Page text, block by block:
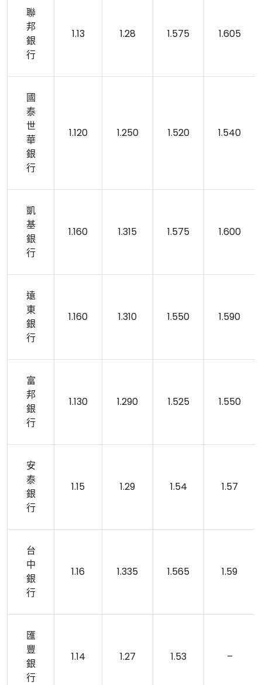
聯
邦
銀
行
1.13 1.28 1.575 1.605
國
泰
世
華
銀
行
1.120 1.250 1.520 1.540
凱
基
銀
行
1.160 1.315 1.575 1.600
遠
東
銀
行
1.160 1.310 1.550 1.590
富
邦
銀
行
1.130 1.290 1.525 1.550
安
泰
銀
行
1.15 1.29 1.54 1.57
台
中
銀
行
1.16 1.335 1.565 1.59
匯
豐
銀
行
1.14 1.27 1.53 –